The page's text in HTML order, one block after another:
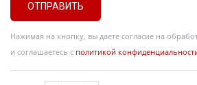
ОТПРАВИТЬ
Нажимая на кнопку, вы даете согласие на
и соглашаетесь с политикой